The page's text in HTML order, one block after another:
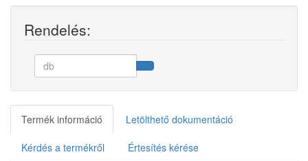
Rendelés:
Termék információ Letölthető dokumentáció
Kérdés a termékről
Értesítés kérése